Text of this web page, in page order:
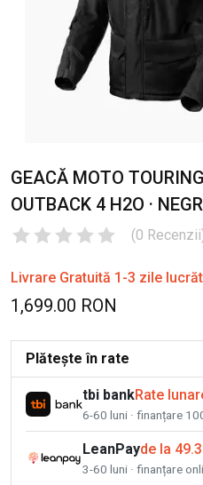
GEACĂ MOTO
OUTBACK 4 H2O ·
(0 Recenzii
Livrare Gratuită 1-3 zile
1,699.00 RON
Plătește în rate
tbi bankRate
6-60 luni · finanțare
LeanPayde la
3-60 luni · finanțare